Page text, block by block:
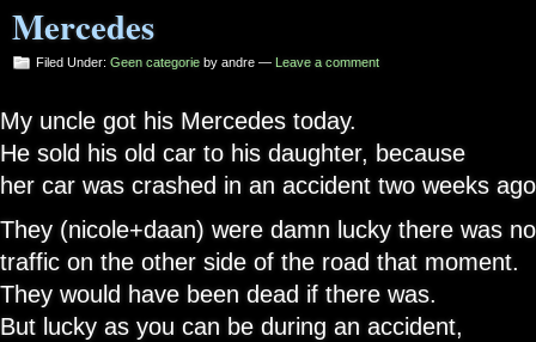
Mercedes
Filed Under: Geen categorie by andre — Leave a comment
My uncle got his Mercedes today.
He sold his old car to his daughter, because
her car was crashed in an accident two weeks
They (nicole+daan) were damn lucky there was no
traffic on the other side of the road that moment.
They would have been dead if there was.
But lucky as you can be during an accident,